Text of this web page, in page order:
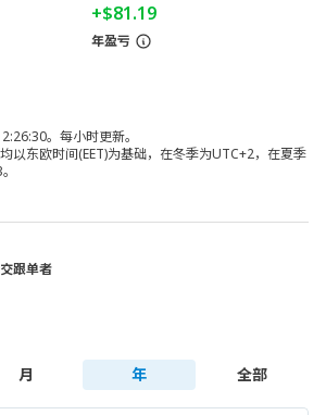
+$81.19
年盈亏
。每小时更新。
以东欧时间(EET)为基础，在冬季为UTC+2，在夏季
跟单者
月 年 全部